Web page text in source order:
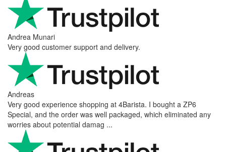
Andrea Munari
Very good customer support and delivery.
Andreas
Very good experience shopping at 4Barista. I bought a ZP6
Special, and the order was well packaged, which eliminated any
worries about potential damag ...